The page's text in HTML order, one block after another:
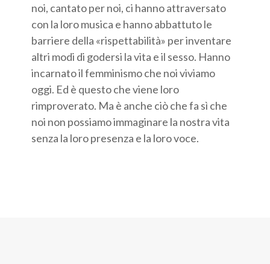
noi, cantato per noi, ci hanno attraversato
con la loro musica e hanno abbattuto le
barriere della «rispettabilità» per inventare
altri modi di godersi la vita e il sesso. Hanno
incarnato il femminismo che noi viviamo
oggi. Ed è questo che viene loro
rimproverato. Ma è anche ciò che fa sì che
noi non possiamo immaginare la nostra vita
senza la loro presenza e la loro voce.